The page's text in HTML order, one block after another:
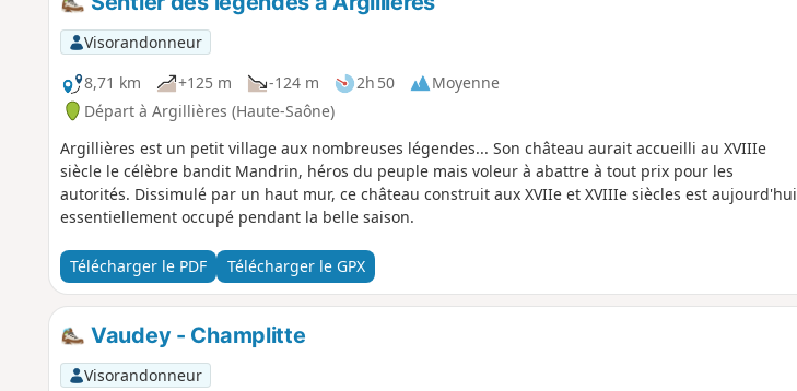
Visorandonneur
8,71 km
+125 m -124 m 2h 50
Moyenne
Départ à Argillières (Haute-Saône)
Argillières est un petit village aux nombreuses légendes... Son château aurait accueilli au XVIIIe
siècle le célèbre bandit Mandrin, héros du peuple mais voleur à abattre à tout prix pour les
autorités. Dissimulé par un haut mur, ce château construit aux XVIIe et XVIIIe siècles est aujourd'hui
essentiellement occupé pendant la belle saison.
Télécharger le PDF Télécharger le GPX
Vaudey - Champlitte
Visorandonneur